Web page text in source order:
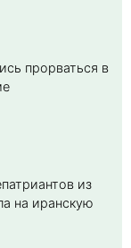
прорваться в
из
на иранскую